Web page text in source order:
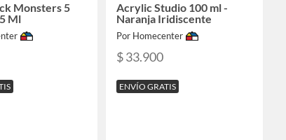
Monsters 5
Ml
Acrylic Studio 100 ml -
Naranja Iridiscente
Por Homecenter
$ 33.900
ENVÍO GRATIS